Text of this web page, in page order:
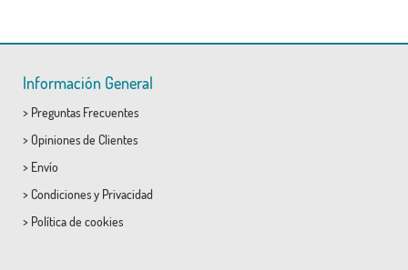
Información General
> Preguntas Frecuentes
> Opiniones de Clientes
> Envío
> Condicionesy Privacidad
> Política de cookies